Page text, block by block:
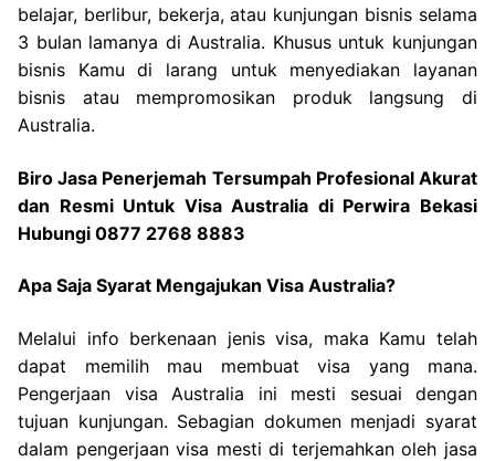
belajar, berlibur, bekerja, atau kunjungan bisnis selama
3 bulan lamanya di Australia. Khusus untuk kunjungan
bisnis Kamu di larang untuk menyediakan layanan
bisnis atau mempromosikan produk langsung di
Australia.
Biro Jasa Penerjemah Tersumpah Profesional Akurat
dan Resmi Untuk Visa Australia di Perwira Bekasi
Hubungi 0877 2768 8883
Apa Saja Syarat Mengajukan Visa Australia?
Melalui info berkenaan jenis visa, maka Kamu telah
dapat memilih mau membuat visa yang mana.
Pengerjaan visa Australia ini mesti sesuai dengan
tujuan kunjungan. Sebagian dokumen menjadi syarat
dalam pengerjaan visa mesti di terjemahkan oleh jasa